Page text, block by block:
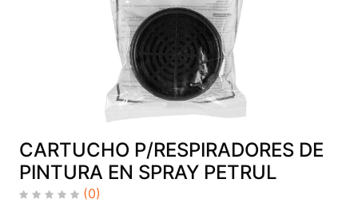
CARTUCHO P/RESPIRADORES DE
PINTURA EN SPRAY PETRUL
(0)